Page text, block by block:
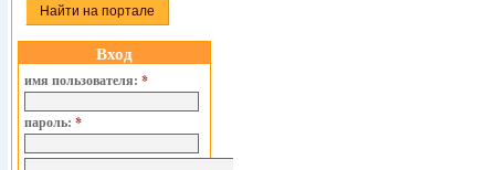
Вход
имя пользователя: *
пароль: *